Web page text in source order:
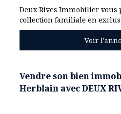
Deux Rives Immobilier vous
collection familiale en
BOURG en impasse venez
de plain-pied de 92m2 en
Projection finale sur
séjour , séjour avec
39m2 traversant. Le coin
chambres sur parquet
Voir
Vendre son bien
Herblain avec DEUX